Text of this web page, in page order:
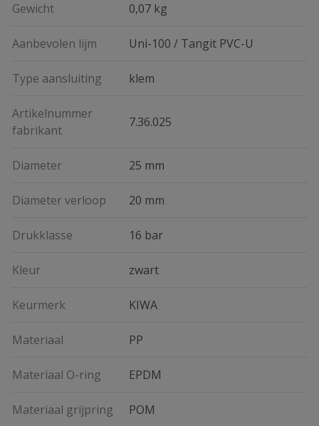
Gewicht 0,07 kg
Aanbevolen lijm Uni-100 / Tangit PVC-U
Type aansluiting klem
Artikelnummer
fabrikant
7.36.025
Diameter 25 mm
Diameter verloop 20 mm
Drukklasse 16 bar
Kleur zwart
Keurmerk KIWA
Materiaal PP
Materiaal O-ring EPDM
Materiaal grijpring POM